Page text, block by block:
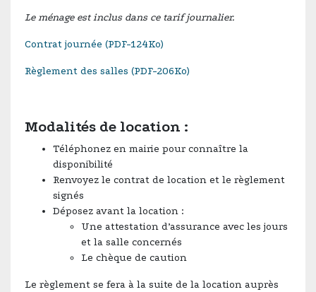
Le ménage est inclus dans ce tarif journalier.
Contrat journée (PDF-124Ko)
Règlement des salles (PDF-206Ko)
Modalités de location :
Téléphonez en mairie pour connaître la
disponibilité
Renvoyez le contrat de location et le règlement
signés
Déposez avant la location :
Une attestation d’assurance avec les jours
et la salle concernés
Le chèque de caution
Le règlement se fera à la suite de la location auprès